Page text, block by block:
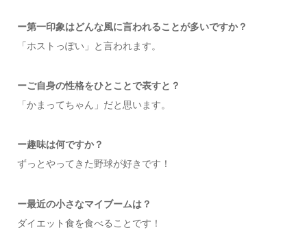
ー第一印象はどんな風に言われることが多いですか？
「ホストっぽい」と言われます。
ーご自身の性格をひとことで表すと？
「かまってちゃん」だと思います。
ー趣味は何ですか？
ずっとやってきた野球が好きです！
ー最近の小さなマイブームは？
ダイエット食を食べることです！